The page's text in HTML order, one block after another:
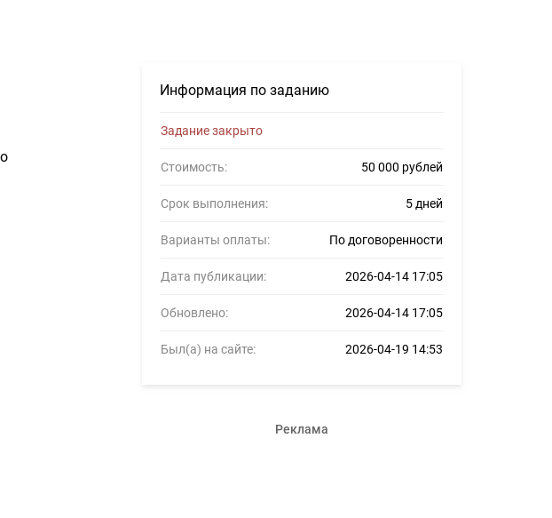
Информация по заданию
Задание закрыто
Стоимость: 50 000 рублей
Срок выполнения: 5 дней
Варианты оплаты: По договоренности
Дата публикации: 2026-04-14 17:05
Обновлено: 2026-04-14 17:05
Был(а) на сайте: 2026-04-19 14:53
Реклама